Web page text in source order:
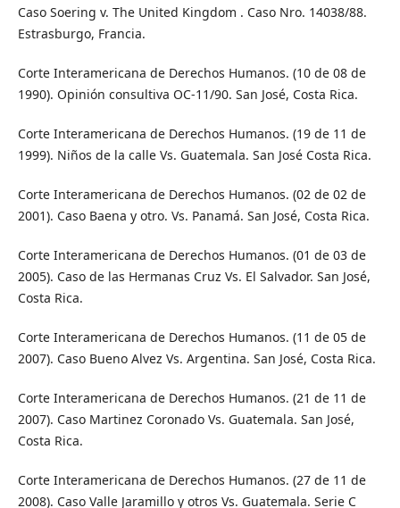
Caso Soering v. The United Kingdom . Caso Nro. 14038/88.
Estrasburgo, Francia.
Corte Interamericana de Derechos Humanos. (10 de 08 de
1990). Opinión consultiva OC-11/90. San José, Costa Rica.
Corte Interamericana de Derechos Humanos. (19 de 11 de
1999). Niños de la calle Vs. Guatemala. San José Costa Rica.
Corte Interamericana de Derechos Humanos. (02 de 02 de
2001). Caso Baena y otro. Vs. Panamá. San José, Costa Rica.
Corte Interamericana de Derechos Humanos. (01 de 03 de
2005). Caso de las Hermanas Cruz Vs. El Salvador. San José,
Costa Rica.
Corte Interamericana de Derechos Humanos. (11 de 05 de
2007). Caso Bueno Alvez Vs. Argentina. San José, Costa Rica.
Corte Interamericana de Derechos Humanos. (21 de 11 de
2007). Caso Martinez Coronado Vs. Guatemala. San José,
Costa Rica.
Corte Interamericana de Derechos Humanos. (27 de 11 de
2008). Caso Valle Jaramillo y otros Vs. Guatemala. Serie C